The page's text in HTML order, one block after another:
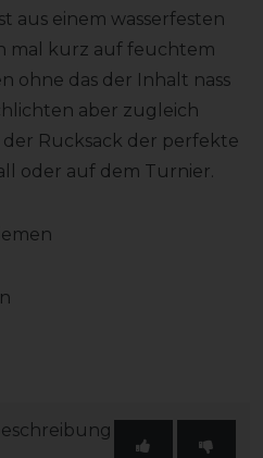
aus einem wasserfesten
mal kurz auf feuchtem
ohne das der Inhalt nass
aber zugleich
Rucksack der perfekte
oder auf dem Turnier.